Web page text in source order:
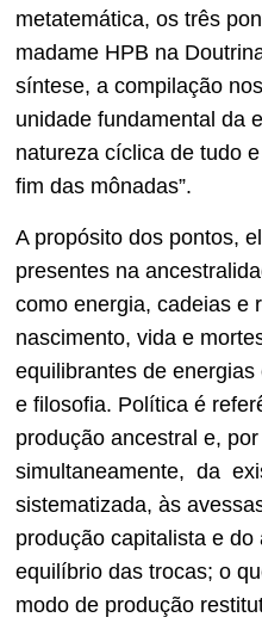
metatemática, os três
madame HPB na
síntese, a compilação
unidade fundamental da
natureza cíclica de tudo
fim das mônadas”.
A propósito dos pontos,
presentes na
como energia, cadeias e
nascimento, vida e
equilibrantes de
e filosofia. Política é
produção ancestral e,
simultaneamente, da
sistematizada, às
produção capitalista e do
equilíbrio das trocas; o
modo de produção